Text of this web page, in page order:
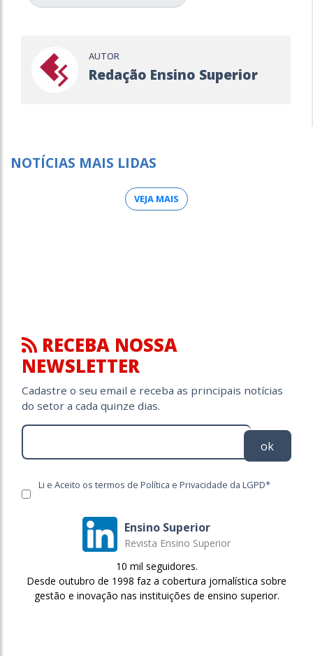
AUTOR
Redação Ensino Superior
NOTÍCIAS MAIS LIDAS
VEJA MAIS
RECEBA NOSSA
NEWSLETTER
Cadastre o seu email e receba as principais notícias
do setor a cada quinze dias.
ok
Li e Aceito os termos de Política e Privacidade da LGPD*
Ensino Superior
Revista Ensino Superior
10 mil seguidores.
Desde outubro de 1998 faz a cobertura jornalística sobre
gestão e inovação nas instituições de ensino superior.